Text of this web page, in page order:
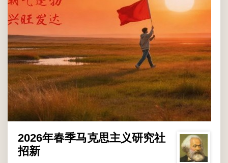
2026年春季马克思主义研究社
招新